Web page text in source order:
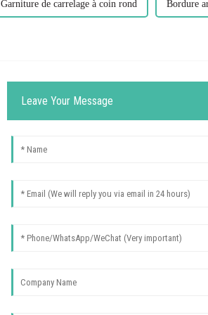
Garniture de carrelage à coin rond Bordure
Leave Your Message